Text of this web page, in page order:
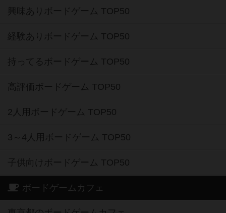
興味ありボードゲーム TOP50
経験ありボードゲーム TOP50
持ってるボードゲーム TOP50
高評価ボードゲーム TOP50
2人用ボードゲーム TOP50
3～4人用ボードゲーム TOP50
子供向けボードゲーム TOP50
ボードゲームカフェ